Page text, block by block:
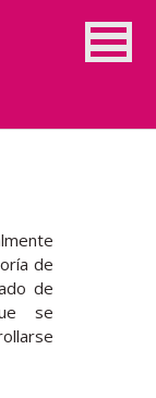
de
de
se